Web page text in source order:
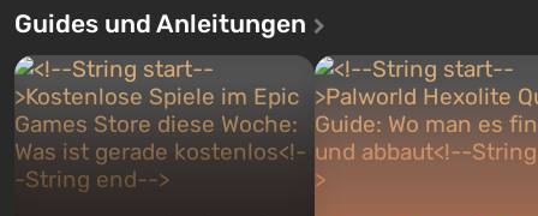
ersten Mal erzählt das Spiel die
Charakteren: Michael, Trevor und
Franklin, zwischen denen Sie
jederzeit...
nach dem Abwurf von
auf Amerika geöffnet wird.
Guides und Anleitungen